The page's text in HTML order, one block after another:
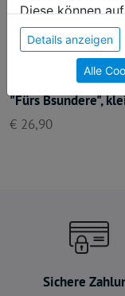
"Fürs Bsundere",
€ 26,90
Sichere
Diese können
sie unsere
Einwilligung zu
Details anzeigen
Alle